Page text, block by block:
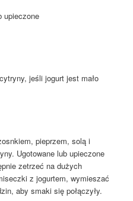
upieczone
jeśli jogurt jest mało
pieprzem, solą i
Ugotowane lub upieczone
zetrzeć na dużych
z jogurtem, wymieszać
aby smaki się połączyły.